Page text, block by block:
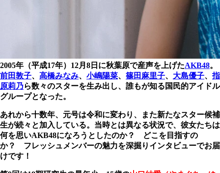
2005年（平成17年）12月8日に秋葉原で産声を上げたAKB48。
前田敦子、 高橋みなみ、 小嶋陽菜、 篠田麻里子、 大島優子、指
原莉乃ら数々のスターを生み出し、誰もが知る国民的アイドル
グループとなった。
あれから十数年、元号は令和に変わり、また新たなスター候補
生が続々と加入している。当時とは異なる状況で、彼女たちは
何を思いAKB48になろうとしたのか？ どこを目指すの
か？ フレッシュメンバーの魅力を深掘りインタビューでお届
けです！